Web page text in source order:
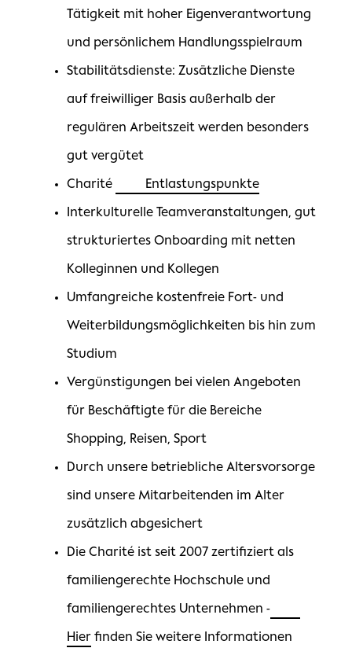
Tätigkeit mit hoher Eigenverantwortung
und persönlichem Handlungsspielraum
Stabilitätsdienste: Zusätzliche Dienste
auf freiwilliger Basis außerhalb der
regulären Arbeitszeit werden besonders
gut vergütet
Charité Entlastungspunkte
Interkulturelle Teamveranstaltungen, gut
strukturiertes Onboarding mit netten
Kolleginnen und Kollegen
Umfangreiche kostenfreie Fort- und
Weiterbildungsmöglichkeiten bis hin zum
Studium
Vergünstigungen bei vielen Angeboten
für Beschäftigte für die Bereiche
Shopping, Reisen, Sport
Durch unsere betriebliche Altersvorsorge
sind unsere Mitarbeitenden im Alter
zusätzlich abgesichert
Die Charité ist seit 2007 zertifiziert als
familiengerechte Hochschule und
familiengerechtes Unternehmen -
Hier finden Sie weitere Informationen